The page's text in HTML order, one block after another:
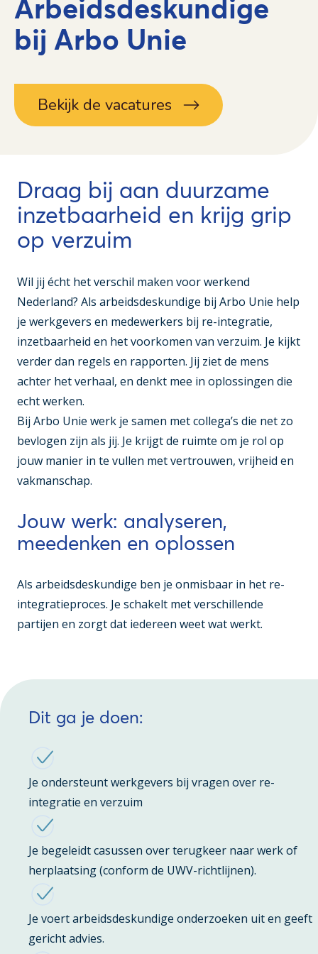
Arbeidsdeskundige
bij Arbo Unie
Bekijk de vacatures
Draag bij aan duurzame
inzetbaarheid en krijg grip
op verzuim
Wil jij écht het verschil maken voor werkend
Nederland? Als arbeidsdeskundige bij Arbo Unie help
je werkgevers en medewerkers bij re-integratie,
inzetbaarheid en het voorkomen van verzuim. Je kijkt
verder dan regels en rapporten. Jij ziet de mens
achter het verhaal, en denkt mee in oplossingen die
echt werken.
Bij Arbo Unie werk je samen met collega’s die net zo
bevlogen zijn als jij. Je krijgt de ruimte om je rol op
jouw manier in te vullen met vertrouwen, vrijheid en
vakmanschap.
Jouw werk: analyseren,
meedenken en oplossen
Als arbeidsdeskundige ben je onmisbaar in het re-
integratieproces. Je schakelt met verschillende
partijen en zorgt dat iedereen weet wat werkt.
Dit ga je doen:
Je ondersteunt werkgevers bij vragen over re-
integratie en verzuim
Je begeleidt casussen over terugkeer naar werk of
herplaatsing (conform de UWV-richtlijnen).
Je voert arbeidsdeskundige onderzoeken uit en geeft
gericht advies.